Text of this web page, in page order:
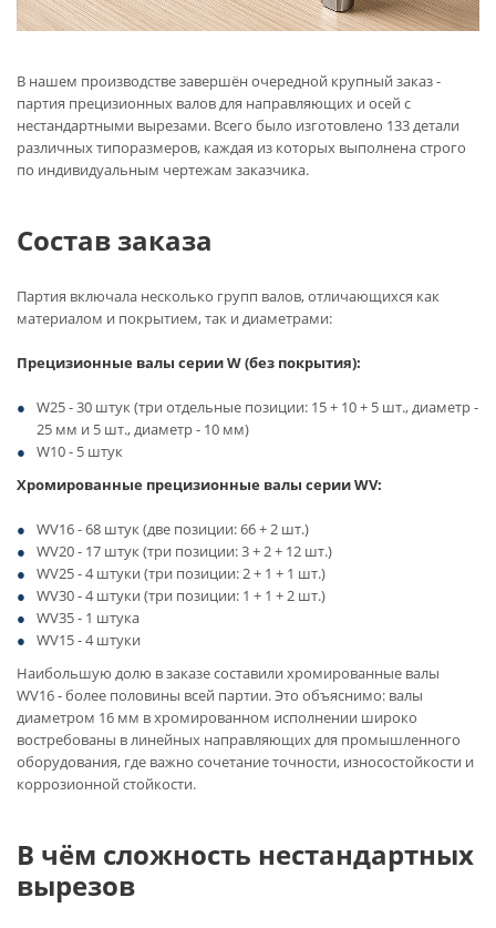
В нашем производстве завершён очередной крупный заказ -
партия прецизионных валов для направляющих и осей с
нестандартными вырезами. Всего было изготовлено 133 детали
различных типоразмеров, каждая из которых выполнена строго
по индивидуальным чертежам заказчика.
Состав заказа
Партия включала несколько групп валов, отличающихся как
материалом и покрытием, так и диаметрами:
Прецизионные валы серии W (без покрытия):
W25 - 30 штук (три отдельные позиции: 15 + 10 + 5 шт., диаметр -
25 мм и 5 шт., диаметр - 10 мм)
W10 - 5 штук
Хромированные прецизионные валы серии WV:
WV16 - 68 штук (две позиции: 66 + 2 шт.)
WV20 - 17 штук (три позиции: 3 + 2 + 12 шт.)
WV25 - 4 штуки (три позиции: 2 + 1 + 1 шт.)
WV30 - 4 штуки (три позиции: 1 + 1 + 2 шт.)
WV35 - 1 штука
WV15 - 4 штуки
Наибольшую долю в заказе составили хромированные валы
WV16 - более половины всей партии. Это объяснимо: валы
диаметром 16 мм в хромированном исполнении широко
востребованы в линейных направляющих для промышленного
оборудования, где важно сочетание точности, износостойкости и
коррозионной стойкости.
В чём сложность нестандартных
вырезов